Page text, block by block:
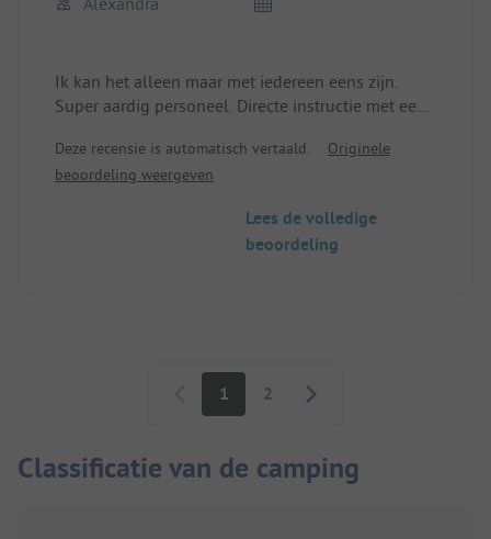
Ik kan het alleen maar met iedereen eens zijn.
Super aardig personeel. Directe instructie met een
Bergen te maken of een fietstocht in de omgeving.
Eenvoudige camping met bomen. Schoon. Slechts
het vrij leeg was op het moment dat ik kwam, was
dat geen enkel probleem. Een beetje onhandig bij
Deze recensie is automatisch vertaald.
Originele
beoordeling weergeven
Lees de volledige
beoordeling
Paginering
1 2
Classificatie van de camping